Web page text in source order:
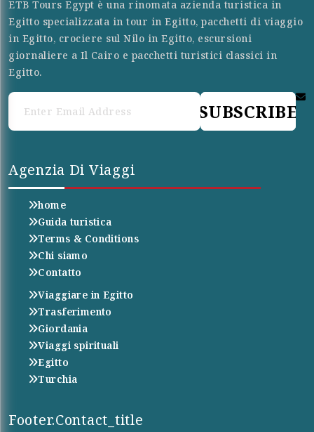
ETB Tours Egypt è una rinomata azienda turistica in
Egitto specializzata in tour in Egitto, pacchetti di viaggio
in Egitto, crociere sul Nilo in Egitto, escursioni
giornaliere a Il Cairo e pacchetti turistici classici in
Egitto.
SUBSCRIBE
Agenzia Di Viaggi
home
Guida turistica
Terms & Conditions
Chi siamo
Contatto
Viaggiare in Egitto
Trasferimento
Giordania
Viaggi spirituali
Egitto
Turchia
Footer.contact_title